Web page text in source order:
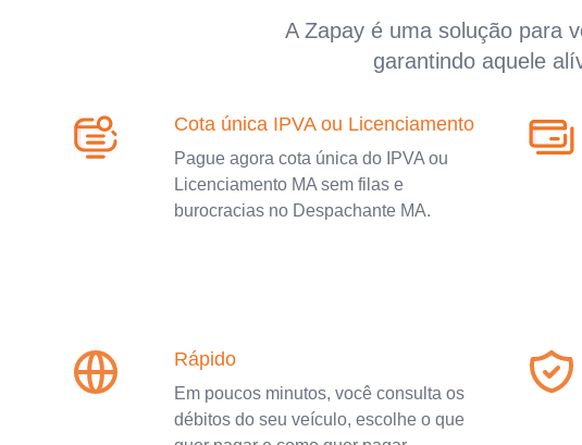
A Zapay é uma solução para
garantindo aquele
Cota única IPVA ou Licenciamento
Pague agora cota única do IPVA ou
Licenciamento MA sem filas e
burocracias no Despachante MA.
Rápido
Em poucos minutos, você consulta os
débitos do seu veículo, escolhe o que